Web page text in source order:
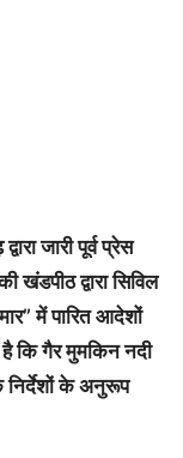
जारी पूर्व प्रेस
खंडपीठ द्वारा सिविल
में पारित आदेशों
कि गैर मुमकिन नदी
के निर्देशों के अनुरूप